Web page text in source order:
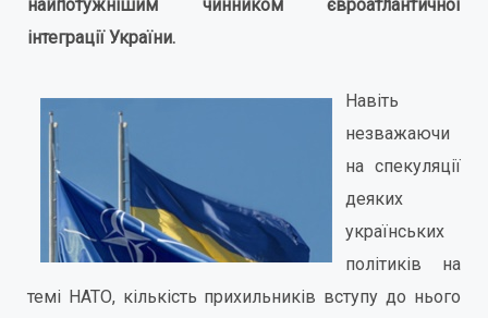
найпотужнішим чинником євроатлантичної
інтеграції України.
Навіть
незважаючи
на спекуляції
деяких
українських
політиків на
темі НАТО, кількість прихильників вступу до нього